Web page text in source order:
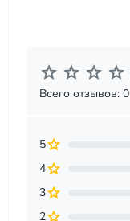
Всего отзывов: 0
5
4
3
2